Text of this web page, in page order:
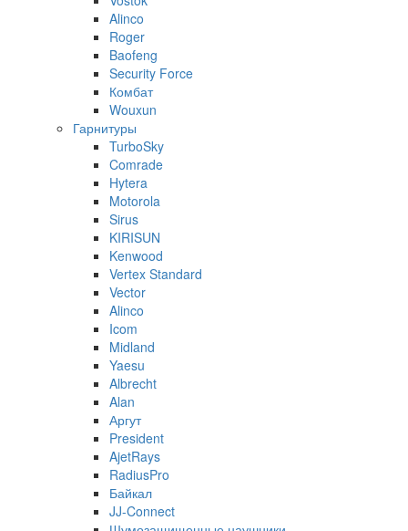
Alinco
Roger
Baofeng
Security Force
Комбат
Wouxun
Гарнитуры
TurboSky
Comrade
Hytera
Motorola
Sirus
KIRISUN
Kenwood
Vertex Standard
Vector
Alinco
Icom
Midland
Yaesu
Albrecht
Alan
Аргут
President
AjetRays
RadiusPro
Байкал
JJ-Connect